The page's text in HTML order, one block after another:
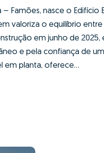
Famões, nasce o
valoriza o equilíbrio
em junho de
e pela confiança de
em planta, oferece...